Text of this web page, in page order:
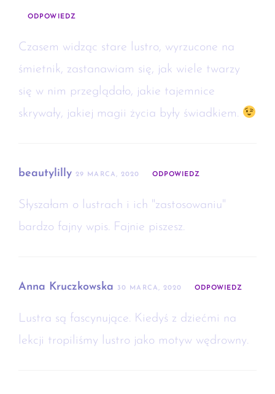
ODPOWIEDZ
Czasem widząc stare lustro, wyrzucone na
śmietnik, zastanawiam się, jak wiele twarzy
się w nim przeglądało, jakie tajemnice
skrywały, jakiej magii życia były świadkiem.
beautylilly 29 MARCA, 2020 ODPOWIEDZ
Słyszałam o lustrach i ich "zastosowaniu"
bardzo fajny wpis. Fajnie piszesz.
Anna Kruczkowska 30 MARCA, 2020 ODPOWIEDZ
Lustra są fascynujące. Kiedyś z dziećmi na
lekcji tropiliśmy lustro jako motyw wędrowny.